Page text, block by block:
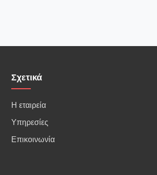
Σχετικά
Η εταιρεία
Υπηρεσίες
Επικοινωνία